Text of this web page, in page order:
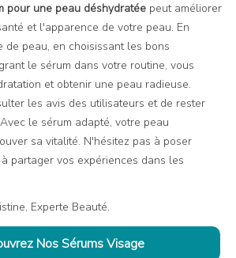
pour une peau déshydratéepeut améliorer
et l'apparence de votre peau. En
de peau, en choisissant les bons
le sérum dans votre routine, vous
et obtenir une peau radieuse.
les avis des utilisateurs et de rester
le sérum adapté, votre peau
sa vitalité. N'hésitez pas à poser
partager vos expériences dans les
Experte Beauté.
Nos Sérums Visage